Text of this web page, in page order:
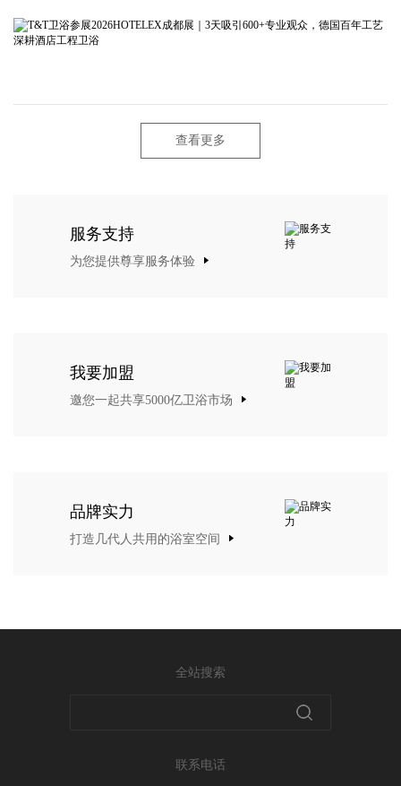
查看更多
服务支持
为您提供尊享服务体验
我要加盟
邀您一起共享5000亿卫浴市场
品牌实力
打造几代人共用的浴室空间
全站搜索
联系电话